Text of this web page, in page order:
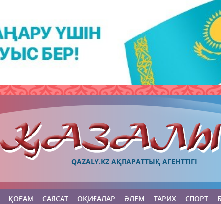
QAZALY.KZ АҚПАРАТТЫҚ АГЕНТТІГІ
ҚОҒАМ САЯСАТ ОҚИҒАЛАР ӘЛЕМ ТАРИХ СПОРТ